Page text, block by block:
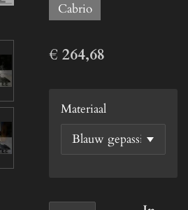
Cabrio
€ 264,68
Materiaal